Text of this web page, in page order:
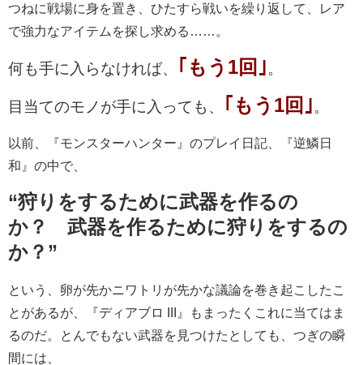
つねに戦場に身を置き、ひたすら戦いを繰り返して、レア
で強力なアイテムを探し求める……。
何も手に入らなければ、 ｢もう1回｣ 。
目当てのモノが手に入っても、 ｢もう1回｣ 。
以前、『モンスターハンター』のプレイ日記、『逆鱗日
和』の中で、
“狩りをするために武器を作るの
か？ 武器を作るために狩りをするの
か？”
という、卵が先かニワトリが先かな議論を巻き起こしたこ
とがあるが、『ディアブロ III』もまったくこれに当てはま
るのだ。とんでもない武器を見つけたとしても、つぎの瞬
間には、